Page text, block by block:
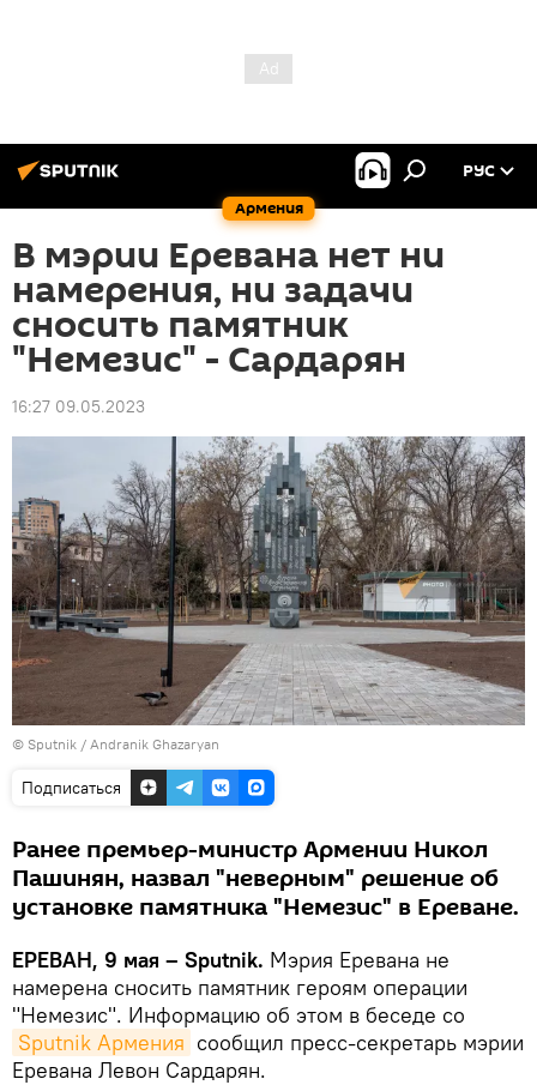
Армения
РУС
В мэрии Еревана нет ни
намерения, ни задачи
сносить памятник
"Немезис" - Сардарян
16:27 09.05.2023
© Sputnik / Andranik Ghazaryan
Подписаться
Ранее премьер-министр Армении Никол
Пашинян, назвал "неверным" решение об
установке памятника "Немезис" в Ереване.
ЕРЕВАН, 9 мая – Sputnik. Мэрия Еревана не
намерена сносить памятник героям операции
"Немезис". Информацию об этом в беседе со
Sputnik Армения сообщил пресс-секретарь мэрии
Еревана Левон Сардарян.